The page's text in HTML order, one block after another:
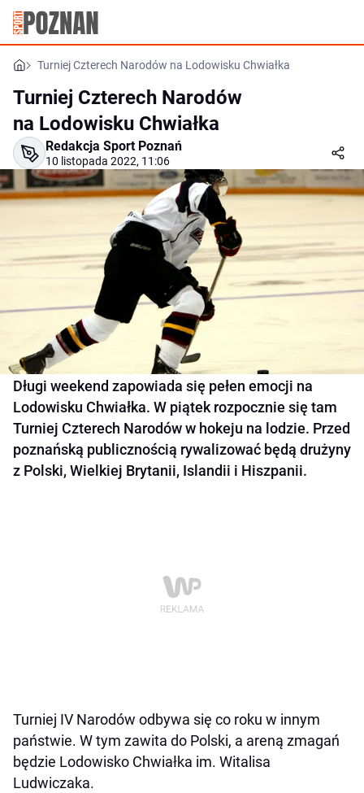
Turniej Czterech Narodów na Lodowisku Chwiałka
Turniej Czterech Narodów
na Lodowisku Chwiałka
Redakcja Sport Poznań
10 listopada 2022, 11:06
Długi weekend zapowiada się pełen emocji na
Lodowisku Chwiałka. W piątek rozpocznie się tam
Turniej Czterech Narodów w hokeju na lodzie. Przed
poznańską publicznością rywalizować będą drużyny
z Polski, Wielkiej Brytanii, Islandii i Hiszpanii.
Turniej IV Narodów odbywa się co roku w innym
państwie. W tym zawita do Polski, a areną zmagań
będzie Lodowisko Chwiałka im. Witalisa
Ludwiczaka.